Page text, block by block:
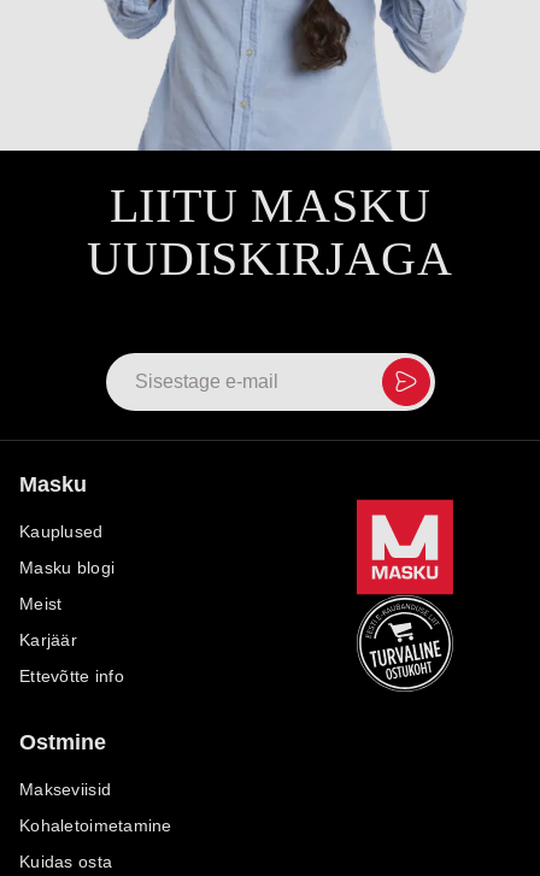
LIITU MASKU
UUDISKIRJAGA
Masku
Kauplused
Masku blogi
Meist
Karjäär
Ettevõtte info
Ostmine
Makseviisid
Kohaletoimetamine
Kuidas osta